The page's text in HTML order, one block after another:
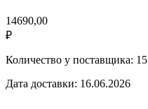
14690,00
₽
Количество у поставщика: 15
Дата доставки: 16.06.2026